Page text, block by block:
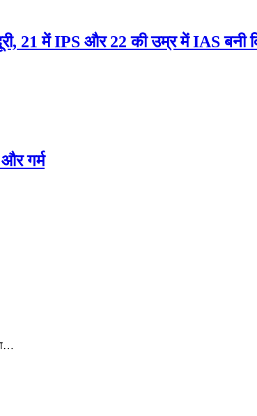
21 में IPS और 22 की उम्र में IAS बनी
गर्म